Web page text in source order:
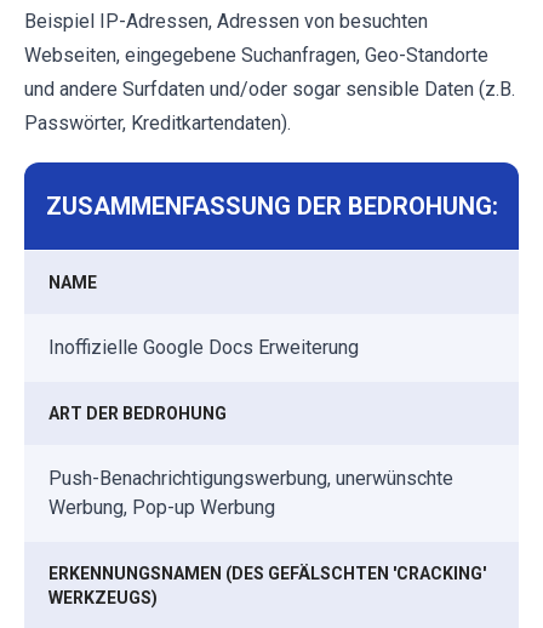
Beispiel IP-Adressen, Adressen von besuchten
Webseiten, eingegebene Suchanfragen, Geo-Standorte
und andere Surfdaten und/oder sogar sensible Daten (z.B.
Passwörter, Kreditkartendaten).
ZUSAMMENFASSUNG DER BEDROHUNG:
NAME
Inoffizielle Google Docs Erweiterung
ART DER BEDROHUNG
Push-Benachrichtigungswerbung, unerwünschte
Werbung, Pop-up Werbung
ERKENNUNGSNAMEN (DES GEFÄLSCHTEN 'CRACKING'
WERKZEUGS)